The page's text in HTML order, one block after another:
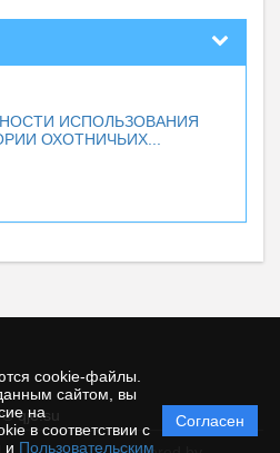
cookie-файлы.
сайтом, вы
на
в соответствии с
и Пользовательским
Согласен
ИСПОЛЬЗОВАНИЯ
ОХОТНИЧЬИХ...
© qje.su